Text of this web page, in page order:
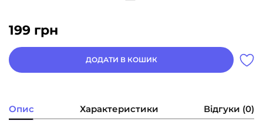
199 грн
ДОДАТИ В КОШИК
Опис Характеристики Відгуки (0)